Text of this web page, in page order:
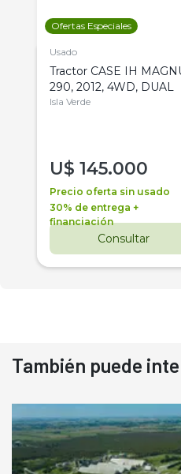
Ofertas Especiales
Usado
Tractor CASE IH
290, 2012, 4WD, DUAL
Isla Verde
U$ 145.000
Precio oferta sin usado
30% de entrega +
financiación
Consultar
También puede